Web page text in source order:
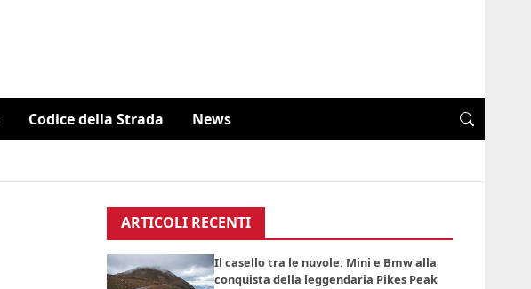
Codice della Strada News
ARTICOLI RECENTI
Il casello tra le nuvole: Mini e Bmw alla
conquista della leggendaria Pikes Peak